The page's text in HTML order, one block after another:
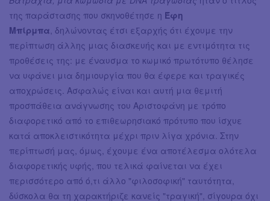
της παράστασης που σκηνοθέτησε η Έφη
Μπίρμπα , δηλώνοντας έτσι εξαρχής ότι έχουμε την
περίπτωση άλλης μιας διασκευής και με εντιμότητα τις
προθέσεις της: με έναυσμα το κωμικό πρωτότυπο θέλησε
να υφάνει μια δημιουργία που θα έφερε και τραγικές
αποχρώσεις. Ασφαλώς είναι και αυτή μια θεμιτή
προσπάθεια ανάγνωσης του Αριστοφάνη με τρόπο
διαφορετικό από το επιθεωρησιακό πρότυπο που ίσχυε
κατά αποκλειστικότητα μέχρι πριν λίγα χρόνια. Στην
περίπτωσή μας, όμως, έχουμε ένα αποτέλεσμα ολότελα
διαφορετικής υφής, που τελικά φαίνεται να έχει
περισσότερο από ό,τι άλλο "φιλοσοφική" ταυτότητα,
δύσκολα θα τη χαρακτήριζε κανείς "τραγική", σίγουρα όχι